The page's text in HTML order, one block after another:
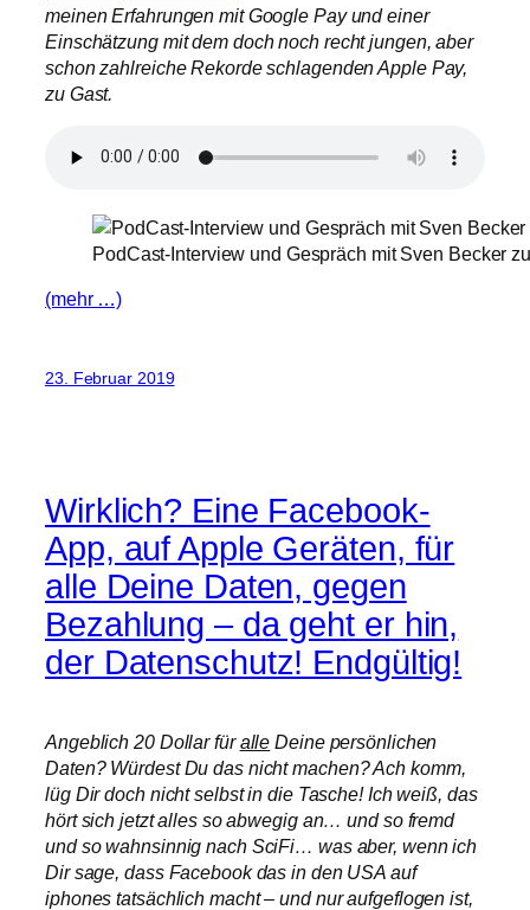
meinen Erfahrungen mit Google Pay und einer
Einschätzung mit dem doch noch recht jungen, aber
schon zahlreiche Rekorde schlagenden Apple Pay,
zu Gast.
PodCast-Interview und Gespräch mit Sven Becker
(mehr …)
23. Februar 2019
Wirklich? Eine Facebook-
App, auf Apple Geräten, für
alle Deine Daten, gegen
Bezahlung – da geht er hin,
der Datenschutz! Endgültig!
Angeblich 20 Dollar füralle Deine persönlichen
Daten? Würdest Du das nicht machen? Ach komm,
lüg Dir doch nicht selbst in die Tasche! Ich weiß, das
hört sich jetzt alles so abwegig an… und so fremd
und so wahnsinnig nach SciFi… was aber, wenn ich
Dir sage, dass Facebook das in den USA auf
iphones tatsächlich macht – und nur aufgeflogen ist,